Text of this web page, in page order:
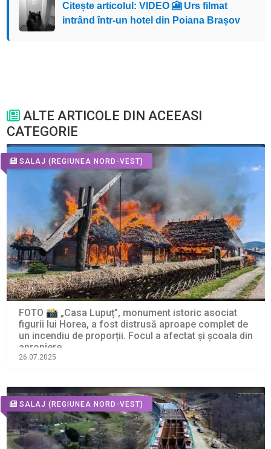
Citește articolul: VIDEO 🎦 Urs filmat
intrând într-un hotel din Poiana Brașov
ALTE ARTICOLE DIN ACEEASI
CATEGORIE
SALAJ (REGIUNEA NORD-VEST)
FOTO 📸 „Casa Lupuț”, monument istoric asociat
figurii lui Horea, a fost distrusă aproape complet de
un incendiu de proporții. Focul a afectat și școala din
apropiere
26.07.2025
SALAJ (REGIUNEA NORD-VEST)